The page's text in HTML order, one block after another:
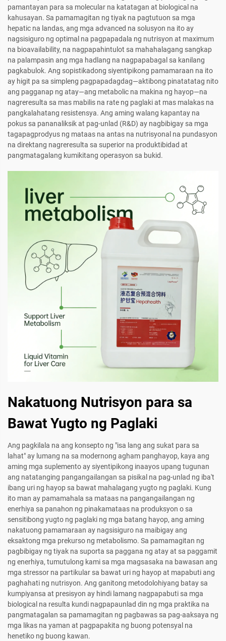
pamantayan para sa molecular na katatagan at biological na
kahusayan. Sa pamamagitan ng tiyak na pagtutuon sa mga
hepatic na landas, ang mga advanced na solusyon na ito ay
nagsisiguro ng optimal na pagpapadala ng nutrisyon at maximum
na bioavailability, na nagpapahintulot sa mahahalagang sangkap
na palampasin ang mga hadlang na nagpapabagal sa kanilang
pagkabulok. Ang sopistikadong siyentipikong pamamaraan na ito
ay higit pa sa simpleng pagpapadagdag—aktibong pinatatatag nito
ang pagganap ng atay—ang metabolic na makina ng hayop—na
nagreresulta sa mas mabilis na rate ng paglaki at mas malakas na
pangkalahatang resistensya. Ang aming walang kapantay na
pokus sa pananaliksik at pag-unlad (R&D) ay nagbibigay sa mga
tagapagprodyus ng mataas na antas na nutrisyonal na pundasyon
na direktang nagreresulta sa superior na produktibidad at
pangmatagalang kumikitang operasyon sa bukid.
Nakatuong Nutrisyon para sa
Bawat Yugto ng Paglaki
Ang pagkilala na ang konsepto ng "isa lang ang sukat para sa
lahat" ay lumang na sa modernong agham panghayop, kaya ang
aming mga suplemento ay siyentipikong inaayos upang tugunan
ang natatanging pangangailangan sa pisikal na pag-unlad ng iba't
ibang uri ng hayop sa bawat mahalagang yugto ng paglaki. Kung
ito man ay pamamahala sa mataas na pangangailangan ng
enerhiya sa panahon ng pinakamataas na produksyon o sa
sensitibong yugto ng paglaki ng mga batang hayop, ang aming
nakatuong pamamaraan ay nagsisiguro na maibigay ang
eksaktong mga prekurso ng metabolismo. Sa pamamagitan ng
pagbibigay ng tiyak na suporta sa paggana ng atay at sa paggamit
ng enerhiya, tumutulong kami sa mga magsasaka na bawasan ang
mga stressor na partikular sa bawat uri ng hayop at mapabuti ang
paghahati ng nutrisyon. Ang ganitong metodolohiyang batay sa
kumpiyansa at presisyon ay hindi lamang nagpapabuti sa mga
biological na resulta kundi nagpapaunlad din ng mga praktika na
pangmatagalan sa pamamagitan ng pagbawas sa pag-aaksaya ng
mga likas na yaman at pagpapakita ng buong potensyal na
henetiko ng buong kawan.